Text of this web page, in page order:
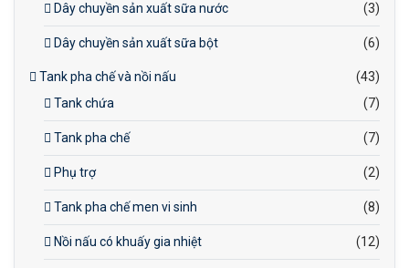
Dây chuyền sản xuất sữa nước (3)
Dây chuyền sản xuất sữa bột (6)
Tank pha chế và nồi nấu
(43)
Tank chứa
(7)
Tank pha chế (7)
Phụ trợ (2)
Tank pha chế men vi sinh (8)
Nồi nấu có khuấy gia nhiệt (12)